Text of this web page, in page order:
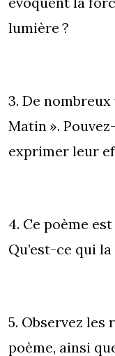
lumière ?
3. De
Matin ».
exprimer leur
4. Ce poème
Qu’est-ce qui
5. Observez les
poème, ainsi